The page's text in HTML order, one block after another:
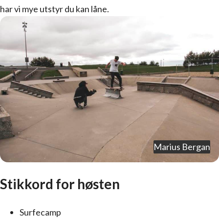
har vi mye utstyr du kan låne.
Marius Bergan
Stikkord for høsten
Sur­fecamp